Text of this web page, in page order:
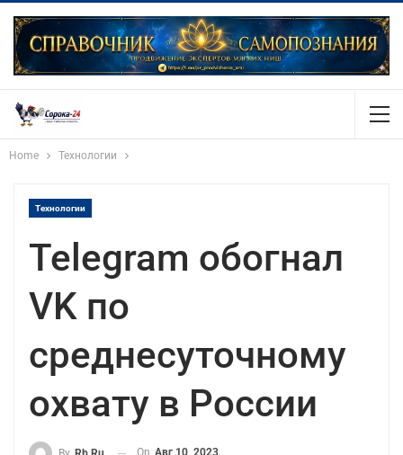
Home Технологии
Технологии
Telegram обогнал
VK по
среднесуточному
охвату в России